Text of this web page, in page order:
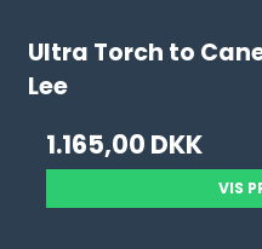
Ultra Torch to
Lee
1.165,00 DKK
VIS